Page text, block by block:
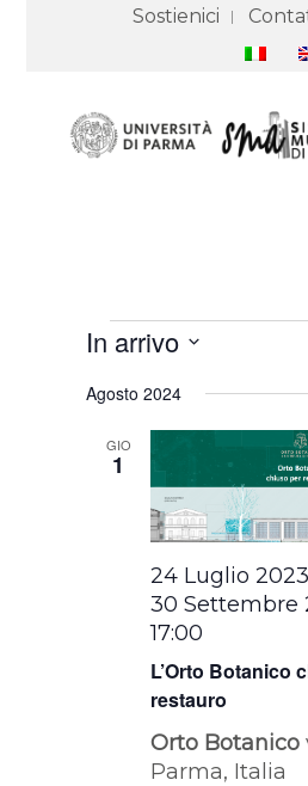
Sostienici
Eventi
In arrivo
la
data.
Agosto 2024
GIO
1
L’Orto Botanico
restauro
24 Luglio
30 Settembre
17:00
Orto Botanico
Parma, Italia